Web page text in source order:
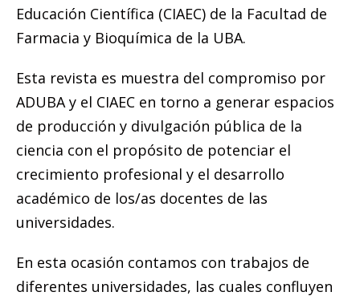
Educación Científica (CIAEC) de la Facultad de
Farmacia y Bioquímica de la UBA.
Esta revista es muestra del compromiso por
ADUBA y el CIAEC en torno a generar espacios
de producción y divulgación pública de la
ciencia con el propósito de potenciar el
crecimiento profesional y el desarrollo
académico de los/as docentes de las
universidades.
En esta ocasión contamos con trabajos de
diferentes universidades, las cuales confluyen